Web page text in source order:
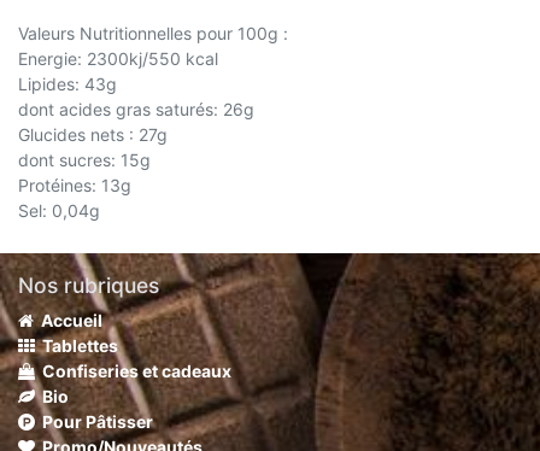
Valeurs Nutritionnelles pour 100g :
Energie: 2300kj/550 kcal
Lipides: 43g
dont acides gras saturés: 26g
Glucides nets : 27g
dont sucres: 15g
Protéines: 13g
Sel: 0,04g
Nos rubriques
Accueil
Tablettes
Confiseries et cadeaux
Bio
Pour Pâtisser
Promo/Nouveautés